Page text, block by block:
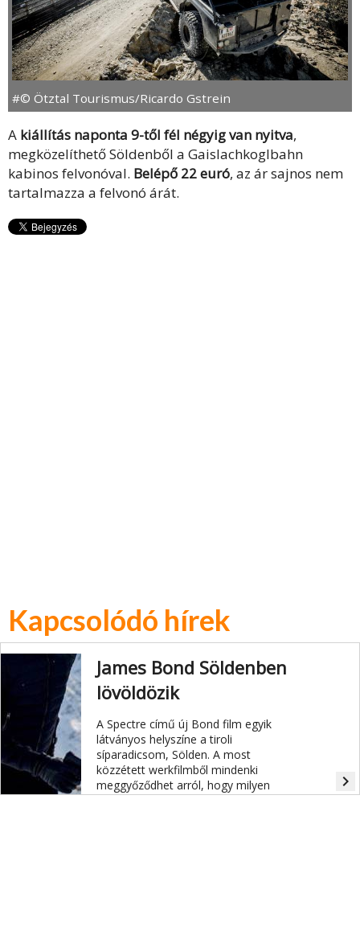
#© Ötztal Tourismus/Ricardo Gstrein
A kiállítás naponta 9-től fél négyig van nyitva,
megközelíthető Söldenből a Gaislachkoglbahn
kabinos felvonóval. Belépő 22 euró, az ár sajnos nem
tartalmazza a felvonó árát.
Kapcsolódó hírek
James Bond Söldenben
lövöldözik
A Spectre című új Bond film egyik
látványos helyszíne a tiroli
síparadicsom, Sölden. A most
közzétett werkfilmből mindenki
meggyőződhet arról, hogy milyen
navigate_next